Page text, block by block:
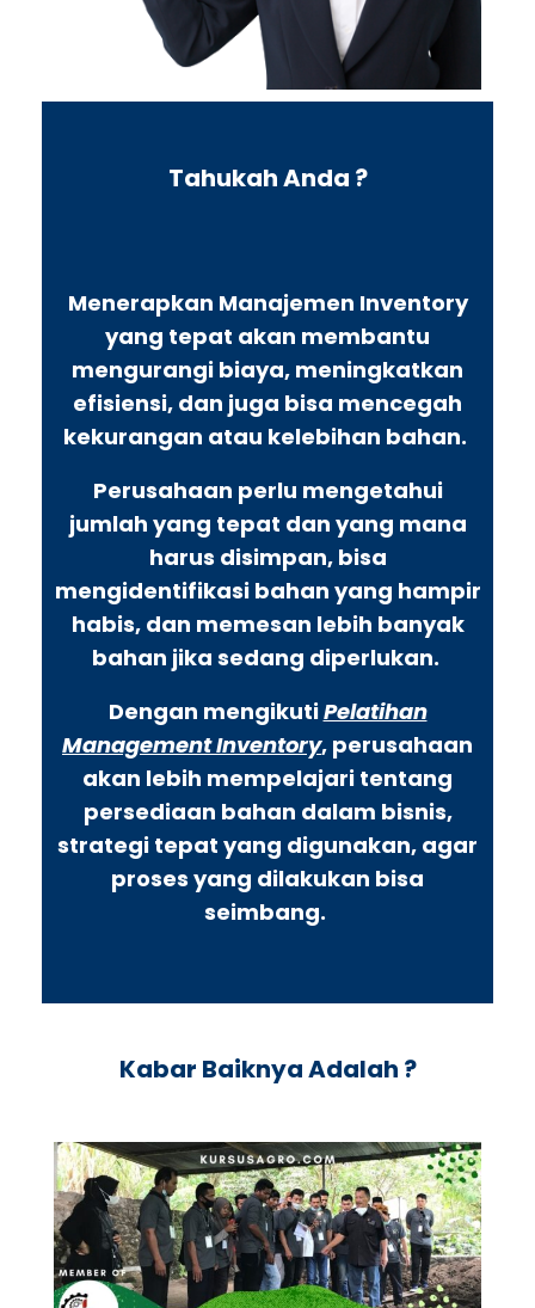
Tahukah Anda ?
Menerapkan Manajemen Inventory
yang tepat akan membantu
mengurangi biaya, meningkatkan
efisiensi, dan juga bisa mencegah
kekurangan atau kelebihan bahan.
Perusahaan perlu mengetahui
jumlah yang tepat dan yang mana
harus disimpan, bisa
mengidentifikasi bahan yang hampir
habis, dan memesan lebih banyak
bahan jika sedang diperlukan.
Dengan mengikutiPelatihan
Management Inventory, perusahaan
akan lebih mempelajari tentang
persediaan bahan dalam bisnis,
strategi tepat yang digunakan, agar
proses yang dilakukan bisa
seimbang.
Kabar Baiknya Adalah ?